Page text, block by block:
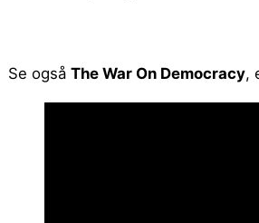
Se også The War On Democracy,